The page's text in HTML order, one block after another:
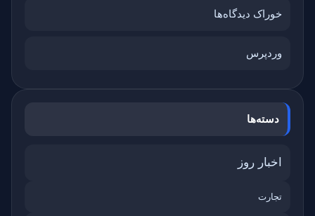
خوراک دیدگاه‌ها
وردپرس
دسته‌ها
اخبار روز
تجارت